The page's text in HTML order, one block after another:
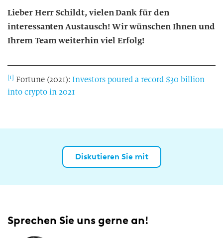
Lieber Herr Schildt, vielen Dank für den
interessanten Austausch! Wir wünschen Ihnen und
Ihrem Team weiterhin viel Erfolg!
[1] Fortune (2021): Investors poured a record $30 billion
into crypto in 2021
Diskutieren Sie mit
Sprechen Sie uns gerne an!